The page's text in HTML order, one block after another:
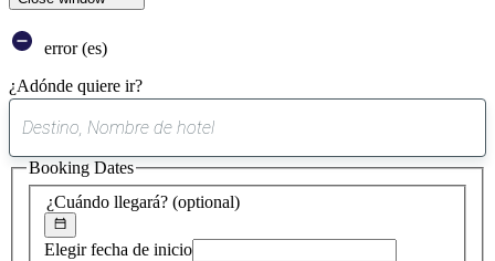
error (es)
¿Adónde quiere ir?
sugerencia
encontrada
¿Cuándo llegará? (optional)
Elegir fecha de inicio
Booking Dates